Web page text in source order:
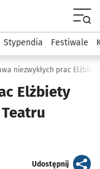
Kultura
Stypendia Festiwale
niezwykłych prac
Elżbiety
Udostępnijartykuł